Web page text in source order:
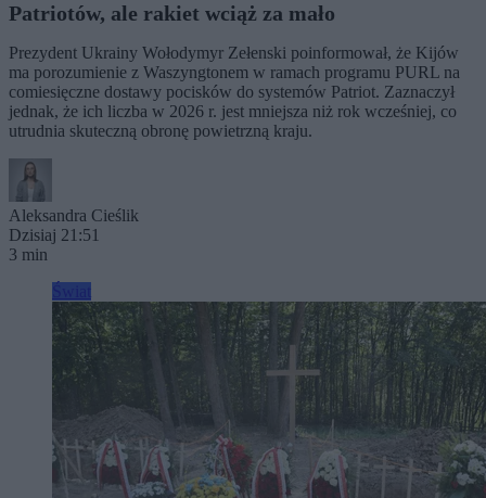
Patriotów, ale rakiet wciąż za mało
Prezydent Ukrainy Wołodymyr Zełenski poinformował, że Kijów
ma porozumienie z Waszyngtonem w ramach programu PURL na
comiesięczne dostawy pocisków do systemów Patriot. Zaznaczył
jednak, że ich liczba w 2026 r. jest mniejsza niż rok wcześniej, co
utrudnia skuteczną obronę powietrzną kraju.
Aleksandra Cieślik
Dzisiaj 21:51
3 min